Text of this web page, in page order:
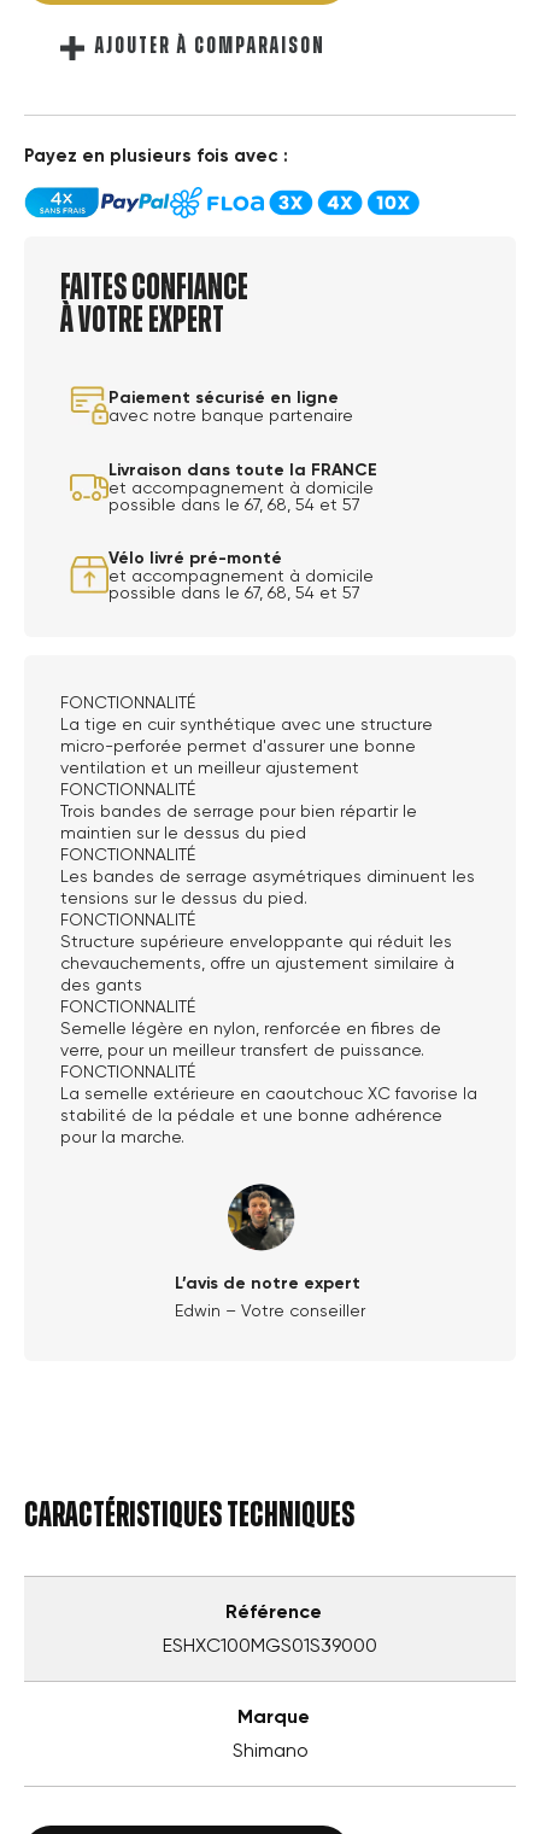
AJOUTER À COMPARAISON
Payez en plusieurs fois avec :
Faites confiance
à votre expert
Paiement sécurisé en ligne
avec notre banque partenaire
Livraison dans toute la FRANCE
et accompagnement à domicile
possible dans le 67, 68, 54 et 57
Vélo livré pré-monté
et accompagnement à domicile
possible dans le 67, 68, 54 et 57
FONCTIONNALITÉ
La tige en cuir synthétique avec une structure
micro-perforée permet d'assurer une bonne
ventilation et un meilleur ajustement
FONCTIONNALITÉ
Trois bandes de serrage pour bien répartir le
maintien sur le dessus du pied
FONCTIONNALITÉ
Les bandes de serrage asymétriques diminuent les
tensions sur le dessus du pied.
FONCTIONNALITÉ
Structure supérieure enveloppante qui réduit les
chevauchements, offre un ajustement similaire à
des gants
FONCTIONNALITÉ
Semelle légère en nylon, renforcée en fibres de
verre, pour un meilleur transfert de puissance.
FONCTIONNALITÉ
La semelle extérieure en caoutchouc XC favorise la
stabilité de la pédale et une bonne adhérence
pour la marche.
L’avis de notre expert
Edwin – Votre conseiller
Caractéristiques techniques
Référence
ESHXC100MGS01S39000
Marque
Shimano